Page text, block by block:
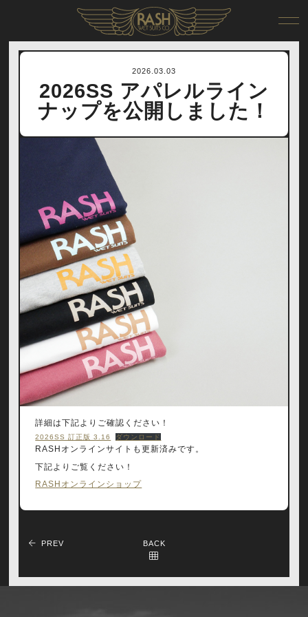
RIDER
DEALER
ONLINE SHOP
COMPANY
2026.03.03
2026SS アパレルライン
ナップを公開しました！
詳細は下記よりご確認ください！
2026SS 訂正版 3.16 ダウンロード
RASHオンラインサイトも更新済みです。
下記よりご覧ください！
RASHオンラインショップ
PREV BACK